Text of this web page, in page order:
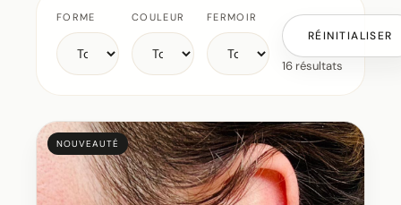
FORME COULEUR FERMOIR
RÉINITIALISER
16 résultats
NOUVEAUTÉ